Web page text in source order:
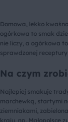
Domowa, lekko
ogórkowa to smak
nie liczy, a ogórkowa
sprawdzonej
Na czym
Najlepiej smakuje
marchewką, startymi
ziemniakami,
kraju, np. Małopolsce